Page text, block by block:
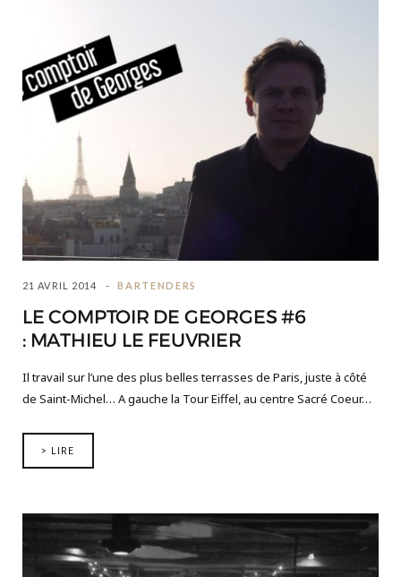
21 AVRIL 2014 BARTENDERS
LE COMPTOIR DE GEORGES #6
: MATHIEU LE FEUVRIER
Il travail sur l’une des plus belles terrasses de Paris, juste à côté
de Saint-Michel… A gauche la Tour Eiffel, au centre Sacré Coeur…
> LIRE